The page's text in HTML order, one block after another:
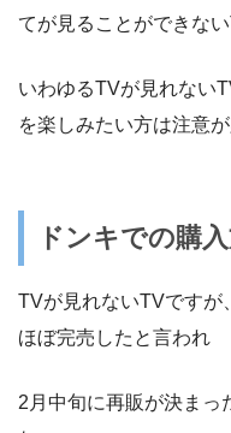
てが見ることができない
いわゆるTVが見れない
を楽しみたい方は注意が
ドンキでの購
TVが見れないTVですが
ほぼ完売したと言われ
2月中旬に再販が決まっ